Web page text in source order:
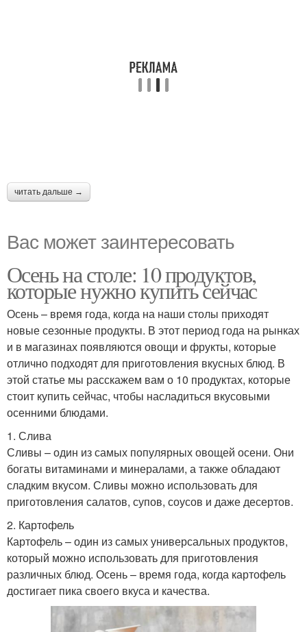
читать дальше →
Вас может заинтересовать
Осень на столе: 10 продуктов,
которые нужно купить сейчас
Осень – время года, когда на наши столы приходят
новые сезонные продукты. В этот период года на рынках
и в магазинах появляются овощи и фрукты, которые
отлично подходят для приготовления вкусных блюд. В
этой статье мы расскажем вам о 10 продуктах, которые
стоит купить сейчас, чтобы насладиться вкусовыми
осенними блюдами.
1. Слива
Сливы – один из самых популярных овощей осени. Они
богаты витаминами и минералами, а также обладают
сладким вкусом. Сливы можно использовать для
приготовления салатов, супов, соусов и даже десертов.
2. Картофель
Картофель – один из самых универсальных продуктов,
который можно использовать для приготовления
различных блюд. Осень – время года, когда картофель
достигает пика своего вкуса и качества.